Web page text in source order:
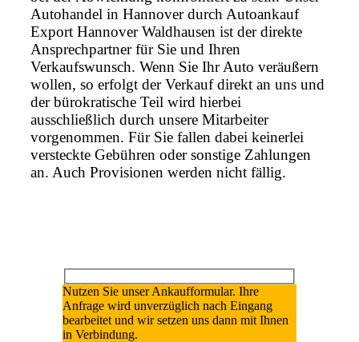
Autohandel in Hannover durch Autoankauf
Export Hannover Waldhausen ist der direkte
Ansprechpartner für Sie und Ihren
Verkaufswunsch. Wenn Sie Ihr Auto veräußern
wollen, so erfolgt der Verkauf direkt an uns und
der bürokratische Teil wird hierbei
ausschließlich durch unsere Mitarbeiter
vorgenommen. Für Sie fallen dabei keinerlei
versteckte Gebühren oder sonstige Zahlungen
an. Auch Provisionen werden nicht fällig.
Nutzen Sie unser Ankaufformular. Ihre
Anfrage wird unverzüglich nach Eingang
bearbeitet und wir setzen uns dann mit Ihnen
in Verbindung.